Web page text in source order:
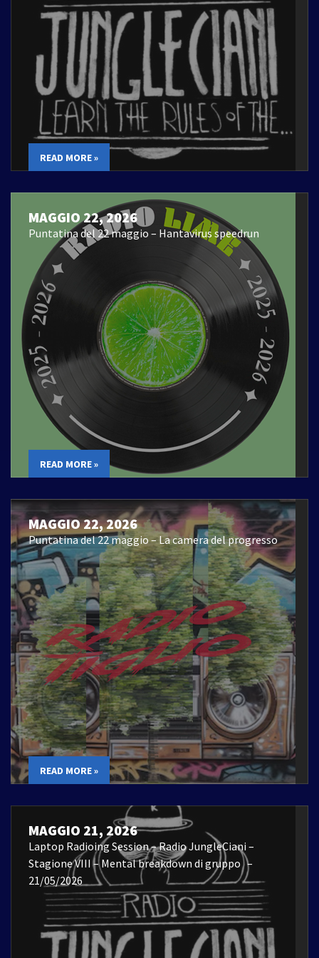
READ MORE »
MAGGIO 22, 2026
Puntatina del 22 maggio – Hantavirus speedrun
READ MORE »
MAGGIO 22, 2026
Puntatina del 22 maggio – La camera del progresso
READ MORE »
MAGGIO 21, 2026
Laptop Radioing Session – Radio JungleCiani –
Stagione VIII – Mental breakdown di gruppo –
21/05/2026